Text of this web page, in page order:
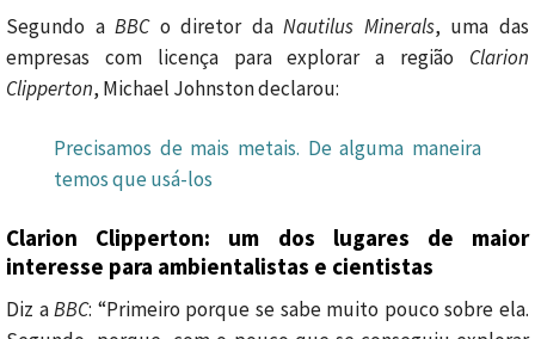
Segundo aBBCo diretor daNautilus Minerals, uma das
empresas com licença para explorar a região Clarion
Clipperton, Michael Johnston declarou:
Precisamos de mais metais. De alguma maneira
temos que usá-los
Clarion Clipperton: um dos lugares de maior
interesse para ambientalistas e cientistas
Diz aBBC: “Primeiro porque se sabe muito pouco sobre ela.